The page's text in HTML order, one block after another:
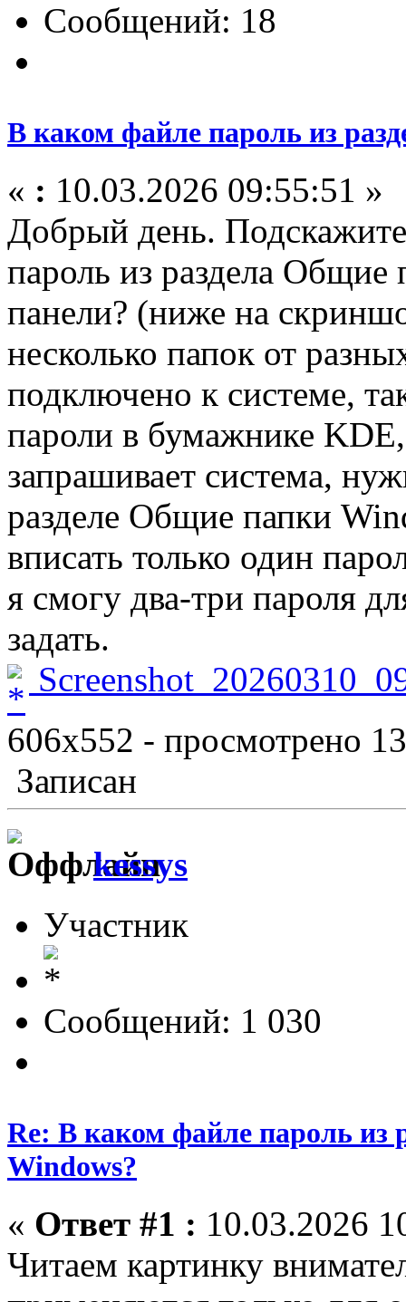
Сообщений: 18
В каком файле пароль из
« : 10.03.2026 09:55:51 »
Добрый день.
пароль из раздела
панели? (ниже на
несколько папок от
подключено к системе,
пароли в бумажнике KDE,
запрашивает система,
разделе Общие папки
вписать только один
я смогу два-три пароля
задать.
606x552 - просмотрено
Записан
kessys
Участник
Сообщений: 1 030
Re: В каком файле пароль из
Windows?
« Ответ #1 : 10.03.2026
Читаем картинку